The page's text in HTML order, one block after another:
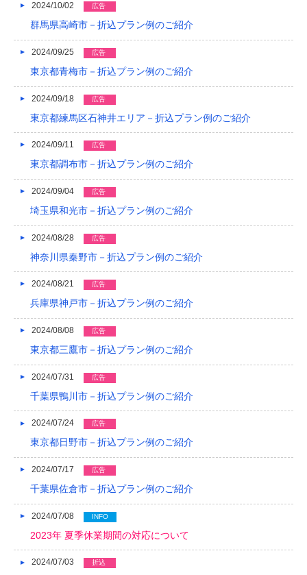
2024/10/02 広告
群馬県高崎市－折込プラン例のご紹介
2024/09/25 広告
東京都青梅市－折込プラン例のご紹介
2024/09/18 広告
東京都練馬区石神井エリア－折込プラン例のご紹介
2024/09/11 広告
東京都調布市－折込プラン例のご紹介
2024/09/04 広告
埼玉県和光市－折込プラン例のご紹介
2024/08/28 広告
神奈川県秦野市－折込プラン例のご紹介
2024/08/21 広告
兵庫県神戸市－折込プラン例のご紹介
2024/08/08 広告
東京都三鷹市－折込プラン例のご紹介
2024/07/31 広告
千葉県鴨川市－折込プラン例のご紹介
2024/07/24 広告
東京都日野市－折込プラン例のご紹介
2024/07/17 広告
千葉県佐倉市－折込プラン例のご紹介
2024/07/08 INFO
2023年 夏季休業期間の対応について
2024/07/03 折込